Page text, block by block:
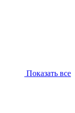
Показать все